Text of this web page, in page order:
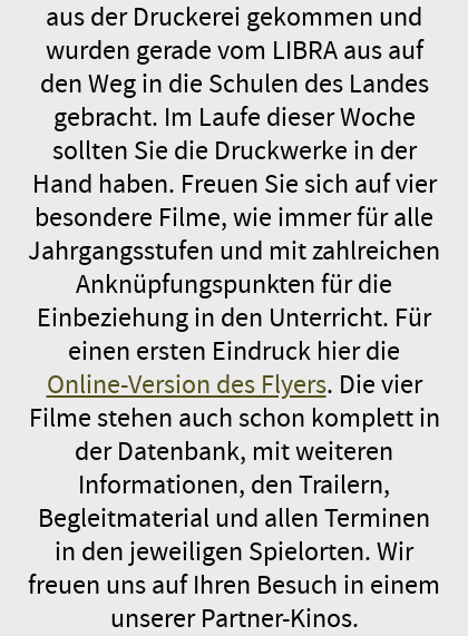
aus der Druckerei gekommen und
wurden gerade vom LIBRA aus auf
den Weg in die Schulen des Landes
gebracht. Im Laufe dieser Woche
sollten Sie die Druckwerke in der
Hand haben. Freuen Sie sich auf vier
besondere Filme, wie immer für alle
Jahrgangsstufen und mit zahlreichen
Anknüpfungspunkten für die
Einbeziehung in den Unterricht. Für
einen ersten Eindruck hier die
Online-Version des Flyers. Die vier
Filme stehen auch schon komplett in
der Datenbank, mit weiteren
Informationen, den Trailern,
Begleitmaterial und allen Terminen
in den jeweiligen Spielorten. Wir
freuen uns auf Ihren Besuch in einem
unserer Partner-Kinos.